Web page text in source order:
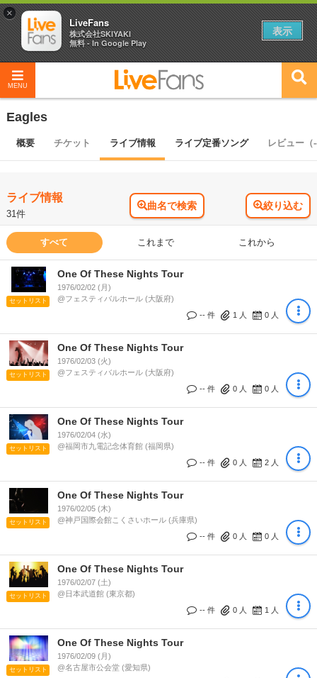
MENU
Eagles
概要 チケット ライブ情報 ライブ定番ソング レビュー（
ライブ情報
31件
曲名で検索 絞り込む
すべて これまで これから
セットリスト
One Of These Nights Tour
1976/02/02 (月)
@フェスティバルホール (大阪府)
-- 件
1 人 0 人
セットリスト
One Of These Nights Tour
1976/02/03 (火)
@フェスティバルホール (大阪府)
-- 件
0 人 0 人
セットリスト
One Of These Nights Tour
1976/02/04 (水)
@福岡市九電記念体育館 (福岡県)
-- 件
0 人 2 人
セットリスト
One Of These Nights Tour
1976/02/05 (木)
@神戸国際会館こくさいホール (兵庫県)
-- 件
0 人 0 人
セットリスト
One Of These Nights Tour
1976/02/07 (土)
@日本武道館 (東京都)
-- 件
0 人 1 人
セットリスト
One Of These Nights Tour
1976/02/09 (月)
@名古屋市公会堂 (愛知県)
×
LiveFans
株式会社SKIYAKI
無料 - In Google Play
表示